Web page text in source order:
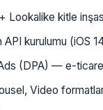
Lookalike kitle
kurulumu (iOS
(DPA) — e-
Video